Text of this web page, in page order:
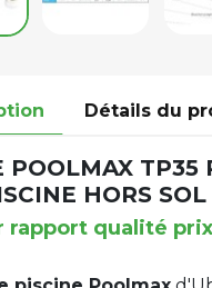
Détails du
POOLMAX TP35
HORS SOL
rapport qualité